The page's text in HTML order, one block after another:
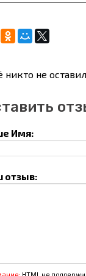
никто не
Имя:
отзыв:
HTML не